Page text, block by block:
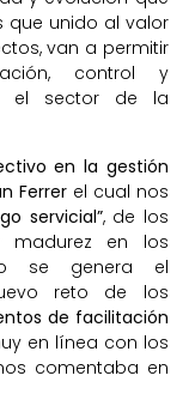
que unido al valor
van a permitir
control y
el sector de la
en la gestión
Ferrerel cual nos
servicial”, de los
madurez en los
se genera el
reto de los
de facilitación
en línea con los
comentaba en